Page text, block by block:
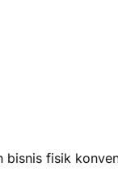
fisik